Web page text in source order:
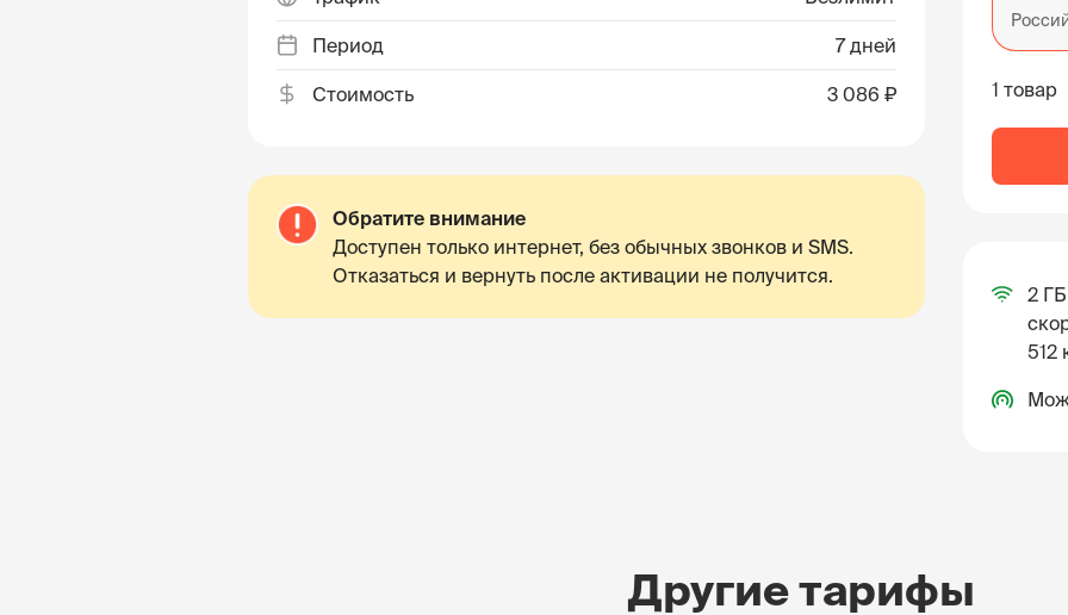
Период 7 дней
Стоимость 3 086 ₽
Обратите внимание
Доступен только интернет, без обычных звонков и SMS.
Отказаться и вернуть после активации не получится.
1 товар
2
512
Другие тарифы